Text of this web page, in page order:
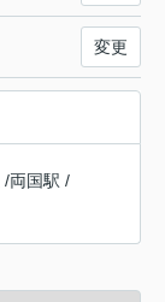
変更
/両国駅 /